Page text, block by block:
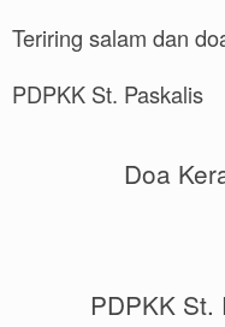
Teriring salam dan
PDPKK St. Paskalis
Doa
PDPKK St.